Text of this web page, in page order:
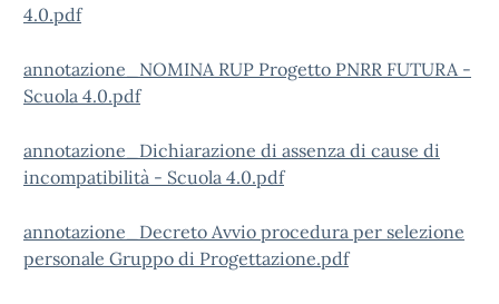
4.0.pdf
annotazione_NOMINA RUP Progetto PNRR FUTURA -
Scuola 4.0.pdf
annotazione_Dichiarazione di assenza di cause di
incompatibilità - Scuola 4.0.pdf
annotazione_Decreto Avvio procedura per selezione
personale Gruppo di Progettazione.pdf